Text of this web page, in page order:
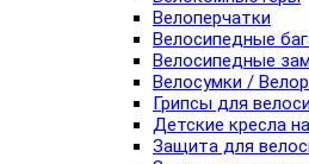
Велоперчатки
Велосипедные
Велосипедные
Велосумки /
Грипсы для
Детские кресла
Защита для